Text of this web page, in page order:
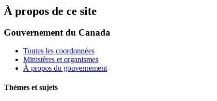
À propos de ce site
Gouvernement du Canada
Toutes les coordonnées
Ministères et organismes
À propos du gouvernement
Thèmes et sujets